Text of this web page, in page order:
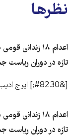
نظرها
اعدام ۱۸
تازه در دوران ریاست
[&#8230;] ایرج ادیب‌زاده - رادیو زمانه [&#8230;]
اعدام ۱۸
تازه در دوران ریاست